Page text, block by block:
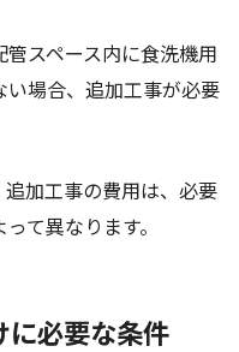
スペース内に食洗機用
場合、追加工事が必要
加工事の費用は、必要
て異なります。
に必要な条件